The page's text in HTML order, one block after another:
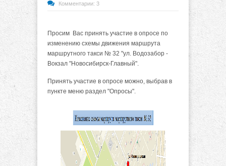
Комментарии: 3
Просим Вас принять участие в опросе по
изменению схемы движения маршрута
маршрутного такси № 32 "ул. Водозабор -
Вокзал "Новосибирск-Главный".
Принять участие в опросе можно, выбрав в
пункте меню раздел "Опросы".